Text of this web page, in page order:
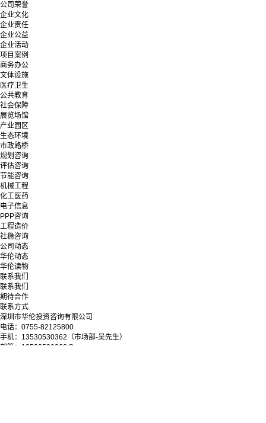
公司荣誉
企业文化
企业责任
企业公益
企业活动
项目案例
商务办公
文体设施
医疗卫生
公共教育
社会保障
展览场馆
产业园区
生态环境
市政路桥
规划咨询
评估咨询
节能咨询
机械工程
化工医药
电子信息
PPP咨询
工程造价
社稳咨询
公司动态
华伦动态
华伦读物
联系我们
联系我们
期待合作
联系方式
深圳市华伦投资咨询有限公司
电话：0755-82125800
手机：13530530362（市场部-吴先生）
邮箱：13530530362@qq.com